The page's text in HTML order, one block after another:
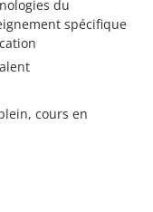
du
spécifique
cours en